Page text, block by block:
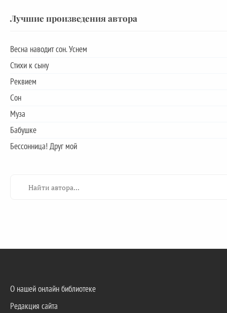
Лучшие произведения автора
Весна наводит сон. Уснем
Стихи к сыну
Реквием
Сон
Муза
Бабушке
Бессонница! Друг мой
О нашей онлайн библиотеке
Редакция сайта